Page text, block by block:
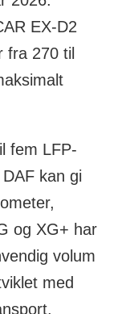
EX-D2
fra 270 til
fem LFP-
kan gi
og XG+ har
volum
med